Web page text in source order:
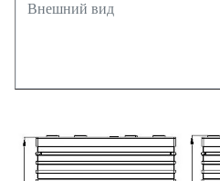
Внешний вид